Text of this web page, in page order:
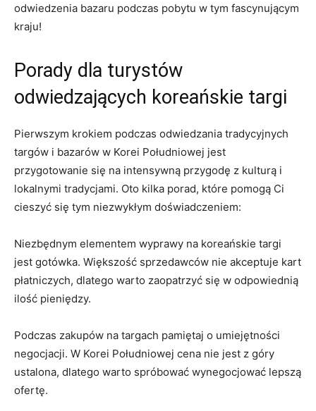
odwiedzenia ‍bazaru podczas pobytu w tym fascynującym⁤
kraju!
Porady dla turystów
odwiedzających ‌koreańskie targi
Pierwszym krokiem ‍podczas odwiedzania⁣ tradycyjnych
targów‍ i bazarów w Korei Południowej jest‍
przygotowanie ‌się na intensywną przygodę z kulturą i
lokalnymi tradycjami. Oto⁣ kilka porad,‍ które ⁣pomogą Ci
cieszyć się tym niezwykłym ​doświadczeniem:
Niezbędnym elementem wyprawy na koreańskie targi‌
jest gotówka. Większość sprzedawców nie akceptuje kart
płatniczych, dlatego warto zaopatrzyć się w‍ odpowiednią
ilość pieniędzy.
Podczas zakupów⁢ na ‍targach pamiętaj o umiejętności
negocjacji. W‍ Korei Południowej cena nie jest ‌z góry
ustalona, dlatego‌ warto spróbować ‍wynegocjować lepszą
ofertę.